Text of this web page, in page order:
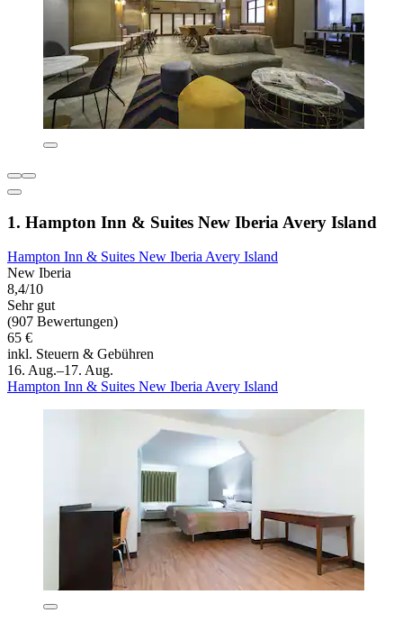
1. Hampton Inn & Suites New Iberia Avery Island
Hampton Inn & Suites New Iberia Avery Island
New Iberia
8,4/10
Sehr gut
(907 Bewertungen)
65 €
inkl. Steuern & Gebühren
16. Aug.–17. Aug.
Hampton Inn & Suites New Iberia Avery Island